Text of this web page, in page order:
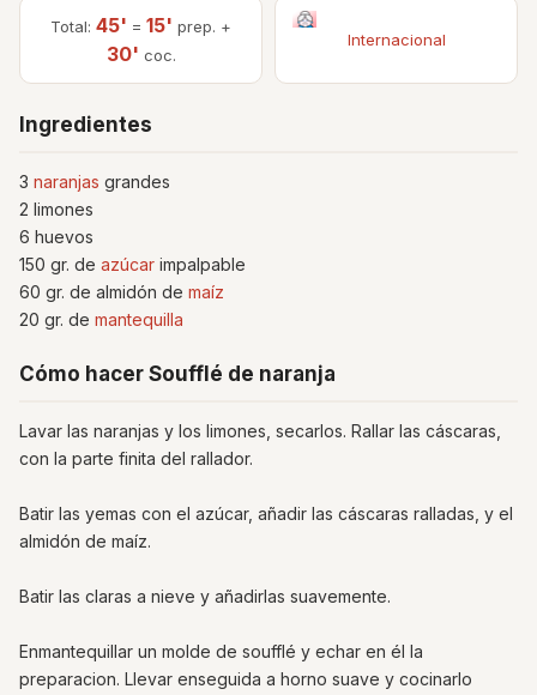
Total: 45' = 15' prep. +
30' coc.
Internacional
Ingredientes
3 naranjas grandes
2 limones
6 huevos
150 gr. de azúcar impalpable
60 gr. de almidón de maíz
20 gr. de mantequilla
Cómo hacer Soufflé de naranja
Lavar las naranjas y los limones, secarlos. Rallar las cáscaras,
con la parte finita del rallador.
Batir las yemas con el azúcar, añadir las cáscaras ralladas, y el
almidón de maíz.
Batir las claras a nieve y añadirlas suavemente.
Enmantequillar un molde de soufflé y echar en él la
preparacion. Llevar enseguida a horno suave y cocinarlo